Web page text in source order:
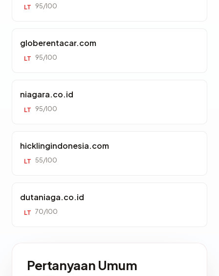
LT 95/100
globerentacar.com
LT 95/100
niagara.co.id
LT 95/100
hicklingindonesia.com
LT 55/100
dutaniaga.co.id
LT 70/100
Pertanyaan Umum